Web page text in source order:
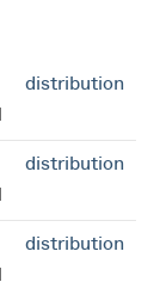
distribution
distribution
distribution